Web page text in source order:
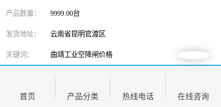
产品数量： 9999.00台
发货地址： 云南省昆明官渡区
关键词： 曲靖工业空降闸价格
2026-08-08
阅 读 量：
首页 产品分类 热线电话 在线咨询